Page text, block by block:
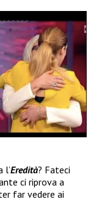
l’Eredità? Fateci
ci riprova a
far vedere ai